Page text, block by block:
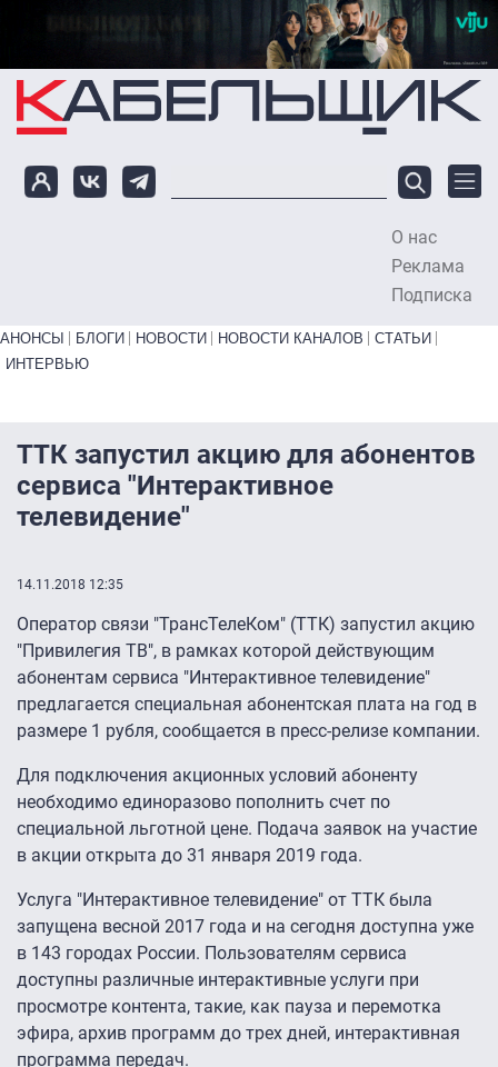
Перейти к основному содержанию
О нас
Реклама
Подписка
Primary links bottom
АНОНСЫ БЛОГИ НОВОСТИ НОВОСТИ КАНАЛОВ
СТАТЬИ
ИНТЕРВЬЮ
ТТК запустил акцию для абонентов
сервиса "Интерактивное
телевидение"
14.11.2018 12:35
Оператор связи "ТрансТелеКом" (ТТК) запустил акцию
"Привилегия ТВ", в рамках которой действующим
абонентам сервиса "Интерактивное телевидение"
предлагается специальная абонентская плата на год в
размере 1 рубля, сообщается в пресс-релизе компании.
Для подключения акционных условий абоненту
необходимо единоразово пополнить счет по
специальной льготной цене. Подача заявок на участие
в акции открыта до 31 января 2019 года.
Услуга "Интерактивное телевидение" от ТТК была
запущена весной 2017 года и на сегодня доступна уже
в 143 городах России. Пользователям сервиса
доступны различные интерактивные услуги при
просмотре контента, такие, как пауза и перемотка
эфира, архив программ до трех дней, интерактивная
программа передач.